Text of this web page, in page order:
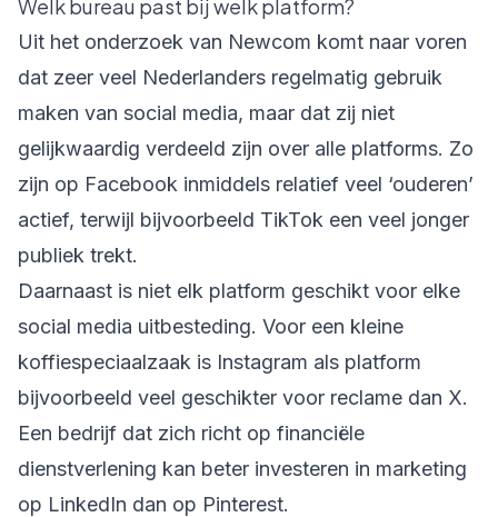
Welk bureau past bij welk platform?
Uit het onderzoek van Newcom komt naar voren
dat zeer veel Nederlanders regelmatig gebruik
maken van social media, maar dat zij niet
gelijkwaardig verdeeld zijn over alle platforms. Zo
zijn op Facebook inmiddels relatief veel ‘ouderen’
actief, terwijl bijvoorbeeld TikTok een veel jonger
publiek trekt.
Daarnaast is niet elk platform geschikt voor elke
social media uitbesteding. Voor een kleine
koffiespeciaalzaak is Instagram als platform
bijvoorbeeld veel geschikter voor reclame dan X.
Een bedrijf dat zich richt op financiële
dienstverlening kan beter investeren in marketing
op LinkedIn dan op Pinterest.